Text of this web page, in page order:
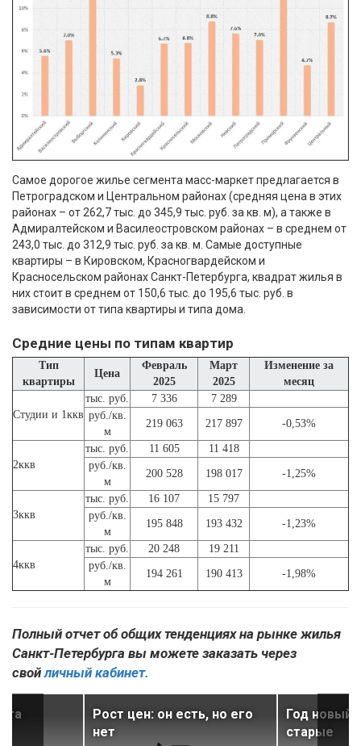
Самое дорогое жилье сегмента масс-маркет предлагается в
Петроградском и Центральном районах (средняя цена в этих
районах – от 262,7 тыс. до 345,9 тыс. руб. за кв. м), а также в
Адмиралтейском и Василеостровском районах – в среднем от
243,0 тыс. до 312,9 тыс. руб. за кв. м. Самые доступные
квартиры – в Кировском, Красногвардейском и
Красносельском районах Санкт-Петербурга, квадрат жилья в
них стоит в среднем от 150,6 тыс. до 195,6 тыс. руб. в
зависимости от типа квартиры и типа дома.
Средние цены по типам квартир
Тип
квартиры
Цена
Февраль
2025
Март
2025
Изменение за
месяц
Студии и 1ккв
тыс. руб. 7 336
7 289
руб./кв.
м
219 063 217 897 -0,53%
2ккв
тыс. руб. 11 605
11 418
руб./кв.
м
200 528 198 017 -1,25%
3ккв
тыс. руб. 16 107
15 797
руб./кв.
м
195 848 193 432 -1,23%
4ккв
тыс. руб. 20 248
19 211
руб./кв.
м
194 261 190 413 -1,98%
Полный отчет об общих тенденциях на рынке жилья
Санкт-Петербурга вы можете заказать через
свойличный кабинет.
Рост цен: он есть, но его
нет
Год новый,
старые